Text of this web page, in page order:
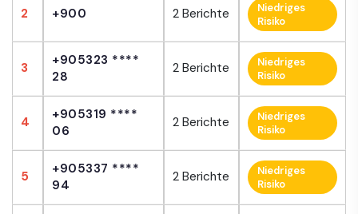
2 +900 2 Berichte
Niedriges
Risiko
3
+905323 ****
28
2 Berichte
Niedriges
Risiko
4
+905319 ****
06
2 Berichte
Niedriges
Risiko
5
+905337 ****
94
2 Berichte
Niedriges
Risiko